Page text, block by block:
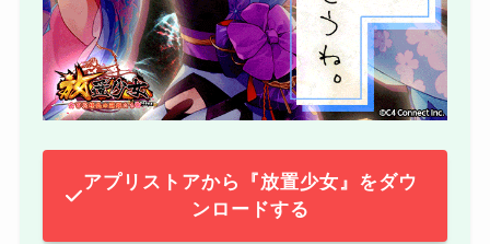
アプリストアから『放置少女』をダウ
ンロードする